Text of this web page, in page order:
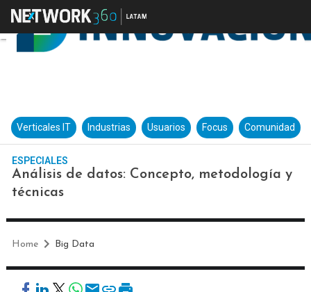
Verticales IT Industrias Usuarios Focus Comunidad
ESPECIALES
Análisis de datos: Concepto, metodología y
técnicas
Home Big Data